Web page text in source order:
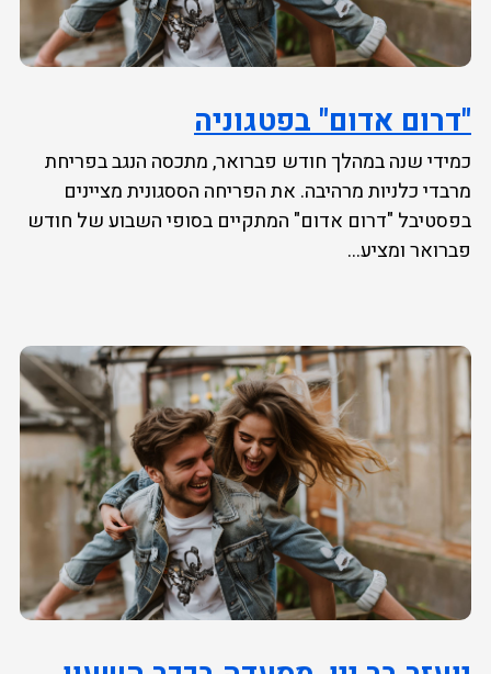
"דרום אדום" בפטגוניה
כמידי שנה במהלך חודש פברואר, מתכסה הנגב בפריחת
מרבדי כלניות מרהיבה. את הפריחה הססגונית מציינים
בפסטיבל "דרום אדום" המתקיים בסופי השבוע של חודש
פברואר ומציע...